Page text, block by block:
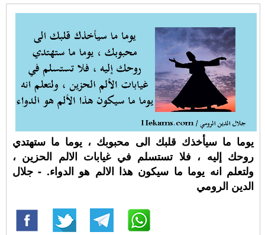
‏يوما ما سيأخذك قلبك الى محبوبك ، يوما ما ستهتدي
روحك إليه ، فلا تستسلم في غيابات الالم الحزين ،
ولتعلم انه يوما ما سيكون هذا الالم هو الدواء. - جلال
الدين الرومي